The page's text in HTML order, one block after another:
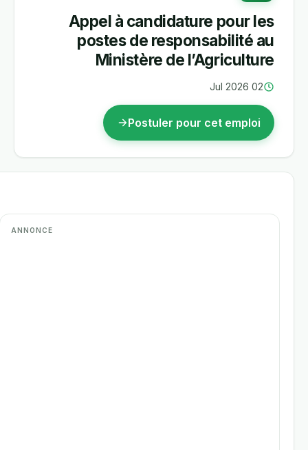
Appel à candidature pour les
postes de responsabilité au
Ministère de l’Agriculture
Postuler pour cet emploi